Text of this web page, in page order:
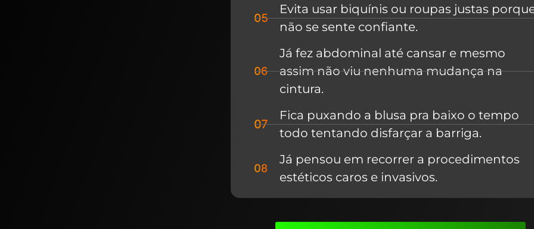
Evita usar biquínis ou roupas justas
não se sente confiante.
Já fez abdominal até cansar e mesmo
assim não viu nenhuma mudança na
cintura.
Fica puxando a blusa pra baixo o tempo
todo tentando disfarçar a barriga.
Já pensou em recorrer a procedimentos
estéticos caros e invasivos.